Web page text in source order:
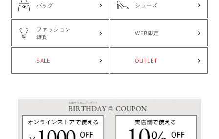
バッグ シューズ
ファッション
雑貨
WEB限定
SALE OUTLET